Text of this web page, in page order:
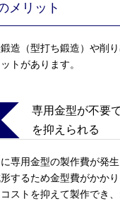
メリット
造（型打ち鍛造）や削
トがあります。
専用金型が不要
を抑えられる
専用金型の製作費が発
するため金型費がかか
ストを抑えて製作でき